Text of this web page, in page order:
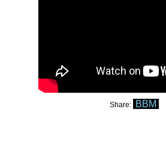
Share: BBM